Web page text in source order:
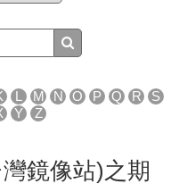
L M N O P Q R
S
Y Z
鏡像站)之期